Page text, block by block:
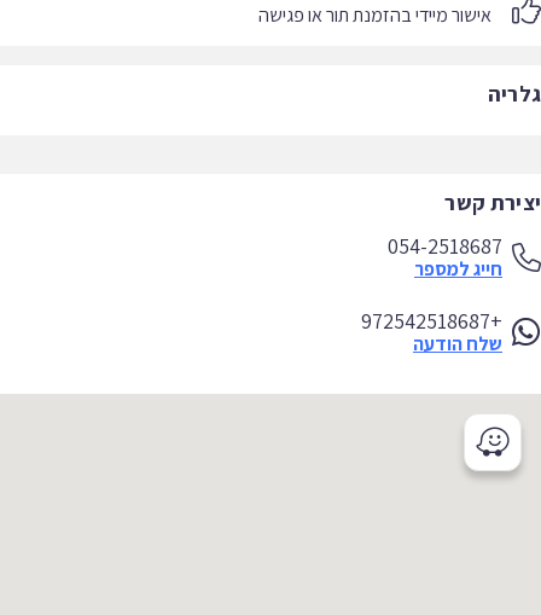
אישור מיידי בהזמנת תור או פגישה
קשר
054-2518687
חייג למספר
+972542518687
שלח הודעה